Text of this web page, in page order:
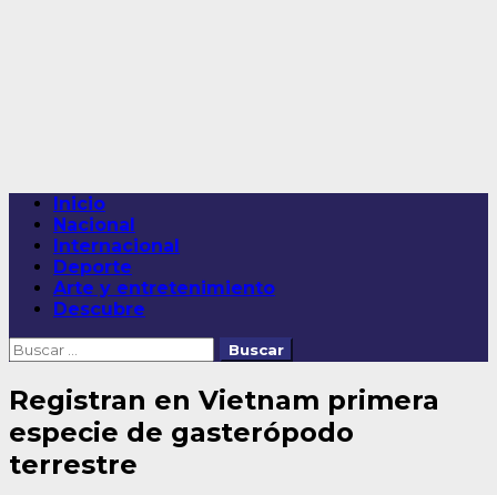
Menú
principal
Inicio
Nacional
Internacional
Deporte
Arte y entretenimiento
Descubre
Buscar:
Registran en Vietnam primera
especie de gasterópodo
terrestre